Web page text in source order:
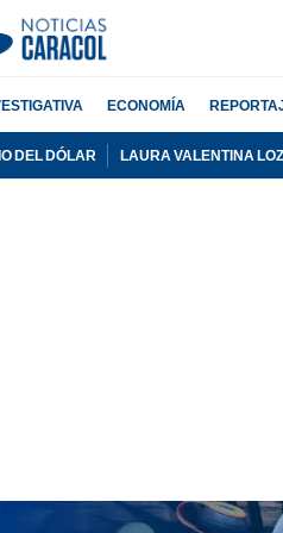
ECONOMÍA
DEL DÓLAR LAURA VALENTINA